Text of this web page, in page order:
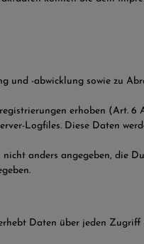
-abwicklung sowie zu
erhoben (Art. 6
Logfiles. Diese Daten
anders angegeben, die
Daten über jeden